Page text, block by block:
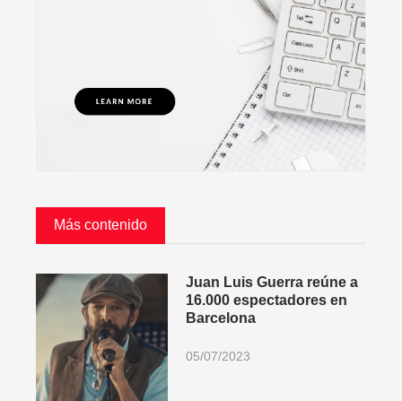
Más contenido
Juan Luis Guerra reúne a
16.000 espectadores en
Barcelona
05/07/2023